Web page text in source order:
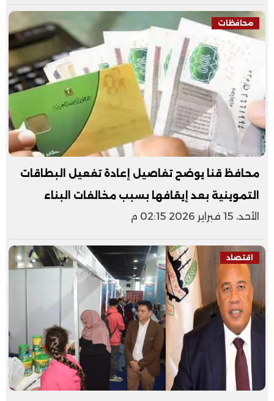
محافظات
محافظ قنا يوضح تفاصيل إعادة تفعيل البطاقات
التموينية بعد إيقافها بسبب مخالفات البناء
الأحد، 15 فبراير 2026 02:15 م
اقتصاد